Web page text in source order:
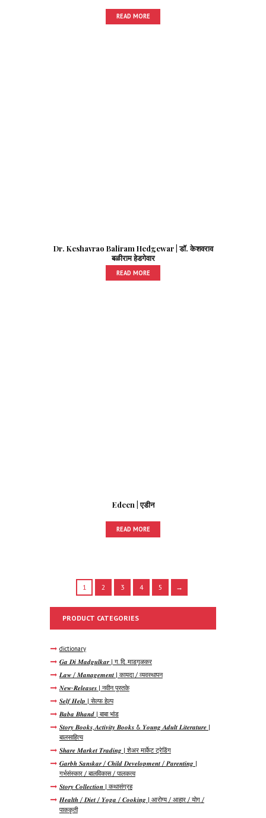
READ MORE
Dr. Keshavrao Baliram Hedgewar | डॉ. केशवराव
बळीराम हेडगेवार
READ MORE
Edeen | एडीन
READ MORE
1 2 3 4 5 →
PRODUCT CATEGORIES
dictionary
𝑮𝒂 𝑫𝒊 𝑴𝒂𝒅𝒈𝒖𝒍𝒌𝒂𝒓 | ग. दि. माडगूळकर
𝑳𝒂𝒘 / 𝑴𝒂𝒏𝒂𝒈𝒆𝒎𝒆𝒏𝒕 | कायदा / व्यवस्थापन
𝑵𝒆𝒘-𝑹𝒆𝒍𝒆𝒂𝒔𝒆𝒔 | नवीन पुस्तके
𝑺𝒆𝒍𝒇 𝑯𝒆𝒍𝒑 | सेल्फ हेल्प
𝑩𝒂𝒃𝒂 𝑩𝒉𝒂𝒏𝒅 | बाबा भांड
𝑺𝒕𝒐𝒓𝒚 𝑩𝒐𝒐𝒌𝒔, 𝑨𝒄𝒕𝒊𝒗𝒊𝒕𝒚 𝑩𝒐𝒐𝒌𝒔 & 𝒀𝒐𝒖𝒏𝒈 𝑨𝒅𝒖𝒍𝒕 𝑳𝒊𝒕𝒆𝒓𝒂𝒕𝒖𝒓𝒆 |
बालसाहित्य
𝑺𝒉𝒂𝒓𝒆 𝑴𝒂𝒓𝒌𝒆𝒕 𝑻𝒓𝒂𝒅𝒊𝒏𝒈 | शेअर मार्केट ट्रेडिंग
𝑮𝒂𝒓𝒃𝒉 𝑺𝒂𝒏𝒔𝒌𝒂𝒓 / 𝑪𝒉𝒊𝒍𝒅 𝑫𝒆𝒗𝒆𝒍𝒐𝒑𝒎𝒆𝒏𝒕 / 𝑷𝒂𝒓𝒆𝒏𝒕𝒊𝒏𝒈 |
गर्भसंस्कार / बालविकास / पालकत्व
𝑺𝒕𝒐𝒓𝒚 𝑪𝒐𝒍𝒍𝒆𝒄𝒕𝒊𝒐𝒏 | कथासंग्रह
𝑯𝒆𝒂𝒍𝒕𝒉 / 𝑫𝒊𝒆𝒕 / 𝒀𝒐𝒈𝒂 / 𝑪𝒐𝒐𝒌𝒊𝒏𝒈 | आरोग्य / आहार / योग /
पाककृती